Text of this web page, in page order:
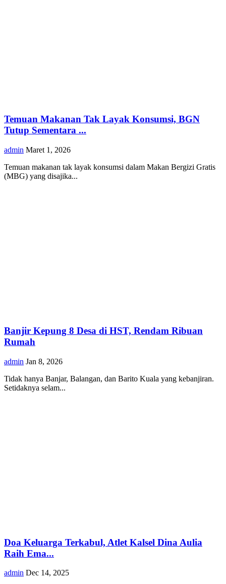
Temuan Makanan Tak Layak Konsumsi, BGN
Tutup Sementara ...
admin Maret 1, 2026
Temuan makanan tak layak konsumsi dalam Makan Bergizi Gratis
(MBG) yang disajika...
Banjir Kepung 8 Desa di HST, Rendam Ribuan
Rumah
admin Jan 8, 2026
Tidak hanya Banjar, Balangan, dan Barito Kuala yang kebanjiran.
Setidaknya selam...
Doa Keluarga Terkabul, Atlet Kalsel Dina Aulia
Raih Ema...
admin Dec 14, 2025